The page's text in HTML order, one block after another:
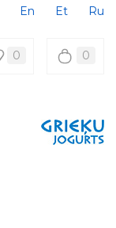
En Et Ru
0 0